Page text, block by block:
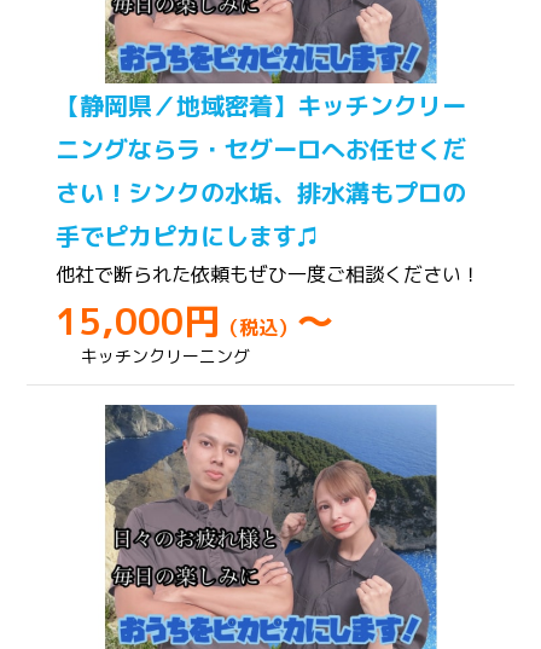
【静岡県／地域密着】キッチンクリー
ニングならラ・セグーロへお任せくだ
さい！シンクの水垢、排水溝もプロの
手でピカピカにします♫
他社で断られた依頼もぜひ一度ご相談ください！
15,000円 （税込） ～
キッチンクリーニング